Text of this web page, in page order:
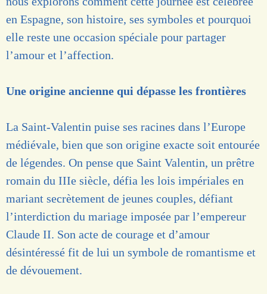
en Espagne, son histoire, ses symboles et pourquoi
elle reste une occasion spéciale pour partager
l’amour et l’affection.
Une origine ancienne qui dépasse les frontières
La Saint-Valentin puise ses racines dans l’Europe
médiévale, bien que son origine exacte soit entourée
de légendes. On pense que Saint Valentin, un prêtre
romain du IIIe siècle, défia les lois impériales en
mariant secrètement de jeunes couples, défiant
l’interdiction du mariage imposée par l’empereur
Claude II. Son acte de courage et d’amour
désintéressé fit de lui un symbole de romantisme et
de dévouement.